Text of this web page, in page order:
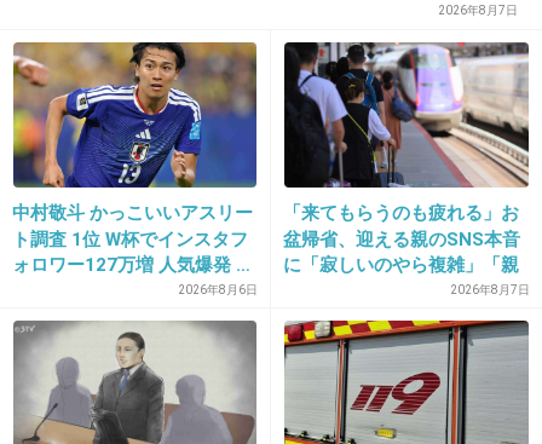
16. 匿名2014/04/10(木) 18:35:47
周囲の子が持ってる物を持ってないと肩身が狭
い。
私にも経験あるわ
-0
17. 匿名 2014/04/10(木) 18:36:31
2026年8月7日
中村敬斗 かっこいいアスリー
ト調査 1位 W杯でインスタフ
ォロワー127万増 人気爆発 …
2位 高橋藍 3位 大谷翔平2026年8月6日
「来てもらうのも疲れる」お
盆帰省、迎える親のSNS本音
に「寂しいのやら複雑」「親
孝行だと思っていたのに」
2026年8月7日